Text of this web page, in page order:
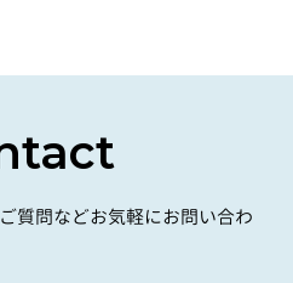
質問などお気軽にお問い合わ